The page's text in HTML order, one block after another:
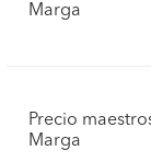
Marga
Precio
Marga